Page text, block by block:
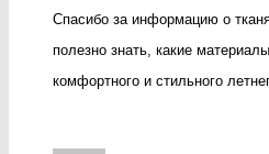
Спасибо за информацию о
полезно знать, какие
комфортного и стильного